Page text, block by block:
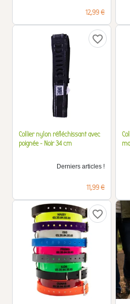
Prix
12,99 €
favorite_border
Collier nylon réfléchissant avec
poignée - Noir 34 cm
Derniers articles !
Prix
11,99 €
favorite_border